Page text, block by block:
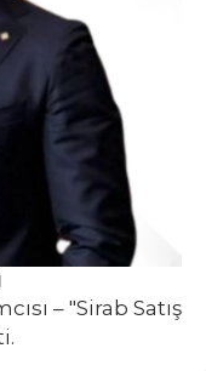
– "Sirab Satış